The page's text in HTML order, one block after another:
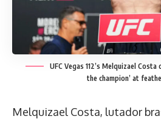
UFC Vegas 112’s Melquizael
the champion’ at
Melquizael Costa, lutador